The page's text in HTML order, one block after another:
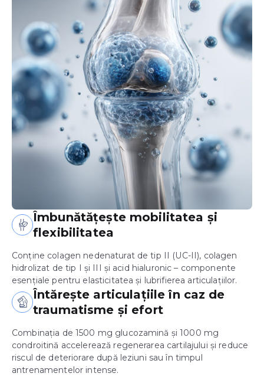
Îmbunătățește mobilitatea și
flexibilitatea
Conține colagen nedenaturat de tip II (UC-II), colagen
hidrolizat de tip I și III și acid hialuronic – componente
esențiale pentru elasticitatea și lubrifierea articulațiilor.
Întărește articulațiile în caz de
traumatisme și efort
Combinația de 1500 mg glucozamină și 1000 mg
condroitină accelerează regenerarea cartilajului și reduce
riscul de deteriorare după leziuni sau în timpul
antrenamentelor intense.